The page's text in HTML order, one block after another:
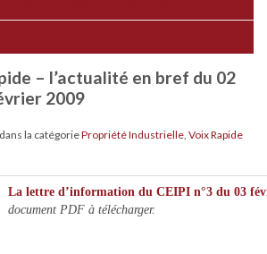
– l’actualité en bref du 02
2009
dans la catégoriePropriété Industrielle Voix Rapide
La lettre d’information du CEIPI n°3 du 03
document PDF à télécharger.